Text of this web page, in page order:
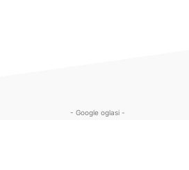
- Google oglasi -